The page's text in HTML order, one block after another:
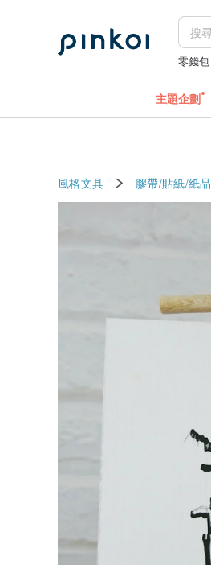
零錢包
主題企劃
風格文具 膠帶/貼紙/紙品